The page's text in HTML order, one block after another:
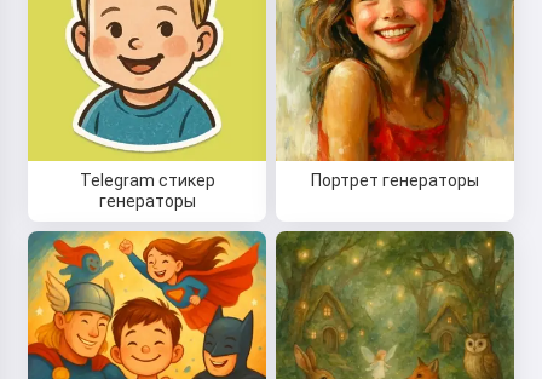
Telegram стикер
генераторы
Портрет генераторы